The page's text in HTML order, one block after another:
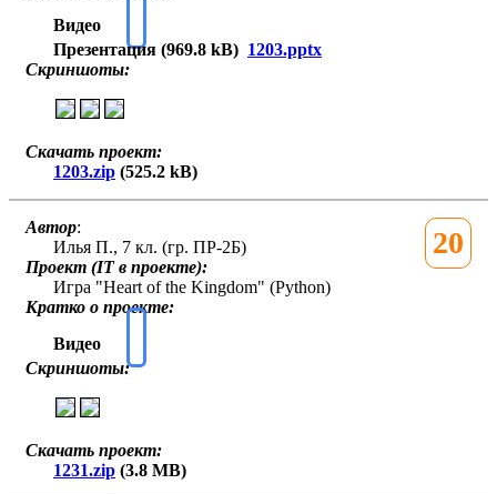
Видео
Презентация (969.8 kB) 1203.pptx
Скриншоты:
Скачать проект:
1203.zip (525.2 kB)
20
Автор:
Илья П., 7 кл. (гр. ПР-2Б)
Проект (IT в проекте):
Игра "Heart of the Kingdom" (Python)
Кратко о проекте:
Видео
Скриншоты:
Скачать проект:
1231.zip (3.8 MB)